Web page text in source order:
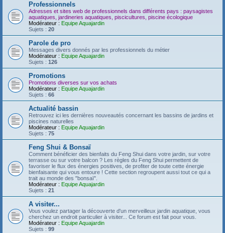
Professionnels
Adresses et sites web de professionnels dans différents pays : paysagistes
aquatiques, jardineries aquatiques, piscicultures, piscine écologique
Modérateur : Equipe Aquajardin
Sujets : 20
Parole de pro
Messages divers donnés par les professionnels du métier
Modérateur : Equipe Aquajardin
Sujets : 126
Promotions
Promotions diverses sur vos achats
Modérateur : Equipe Aquajardin
Sujets : 66
Actualité bassin
Retrouvez ici les dernières nouveautés concernant les bassins de jardins et
piscines naturelles
Modérateur : Equipe Aquajardin
Sujets : 75
Feng Shui & Bonsaï
Comment bénéficier des bienfaits du Feng Shui dans votre jardin, sur votre
terrasse ou sur votre balcon ? Les règles du Feng Shui permettent de
favoriser le flux des énergies positives, de profiter de toute cette énergie
bienfaisante qui vous entoure ! Cette section regroupent aussi tout ce qui a
trait au monde des "bonsaï".
Modérateur : Equipe Aquajardin
Sujets : 21
A visiter...
Vous voulez partager la découverte d'un merveilleux jardin aquatique, vous
cherchez un endroit particulier à visiter... Ce forum est fait pour vous.
Modérateur : Equipe Aquajardin
Sujets : 99